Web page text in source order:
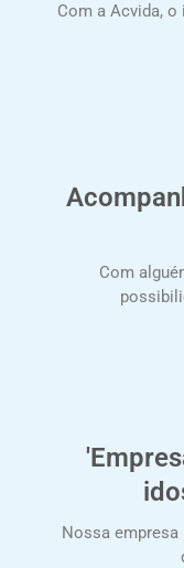
Com a Acvida,
Com
Nossa